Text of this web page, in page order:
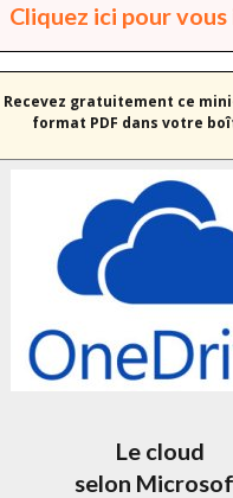
Cliquez ici pour
Recevez gratuitement ce
format PDF dans votre
Le cloud
selon